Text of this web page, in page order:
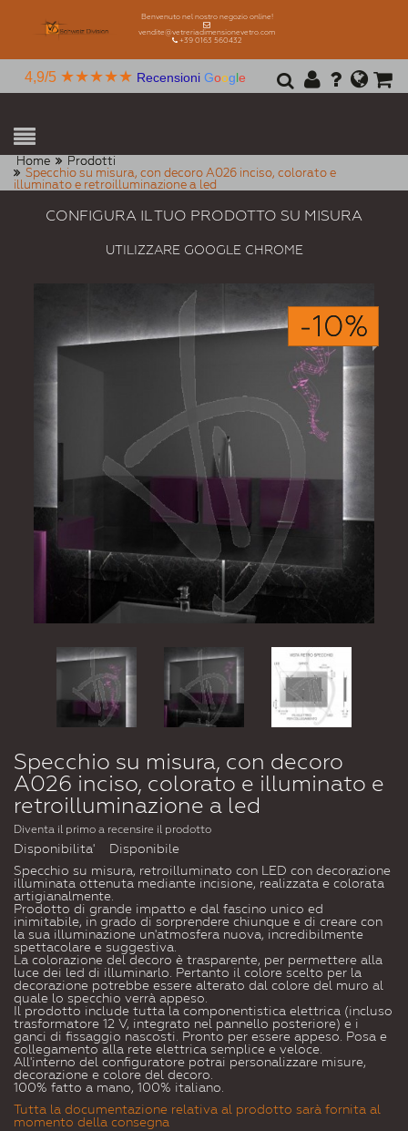
Benvenuto nel nostro negozio online!
vendite@vetreriadimensionevetro.com
+39 0163 560432
4,9/5 ★★★★★ Recensioni Google
Home
Prodotti
Specchio su misura, con decoro A026 inciso, colorato e
illuminato e retroilluminazione a led
CONFIGURA IL TUO PRODOTTO SU MISURA
UTILIZZARE GOOGLE CHROME
-10%
Specchio su misura, con decoro
A026 inciso, colorato e illuminato e
retroilluminazione a led
Diventa il primo a recensire il prodotto
Disponibilita'
Disponibile
Specchio su misura, retroilluminato con LED con decorazione
illuminata ottenuta mediante incisione, realizzata e colorata
artigianalmente.
Prodotto di grande impatto e dal fascino unico ed
inimitabile, in grado di sorprendere chiunque e di creare con
la sua illuminazione un'atmosfera nuova, incredibilmente
spettacolare e suggestiva.
La colorazione del decoro è trasparente, per permettere alla
luce dei led di illuminarlo. Pertanto il colore scelto per la
decorazione potrebbe essere alterato dal colore del muro al
quale lo specchio verrà appeso.
Il prodotto include tutta la componentistica elettrica (incluso
trasformatore 12 V, integrato nel pannello posteriore) e i
ganci di fissaggio nascosti. Pronto per essere appeso. Posa e
collegamento alla rete elettrica semplice e veloce.
All'interno del configuratore potrai personalizzare misure,
decorazione e colore del decoro.
100% fatto a mano, 100% italiano.
Tutta la documentazione relativa al prodotto sarà fornita al
momento della consegna